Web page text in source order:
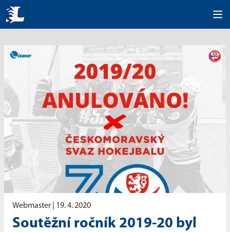
Webmaster | 19. 4. 2020
Soutěžní ročník 2019-20 byl